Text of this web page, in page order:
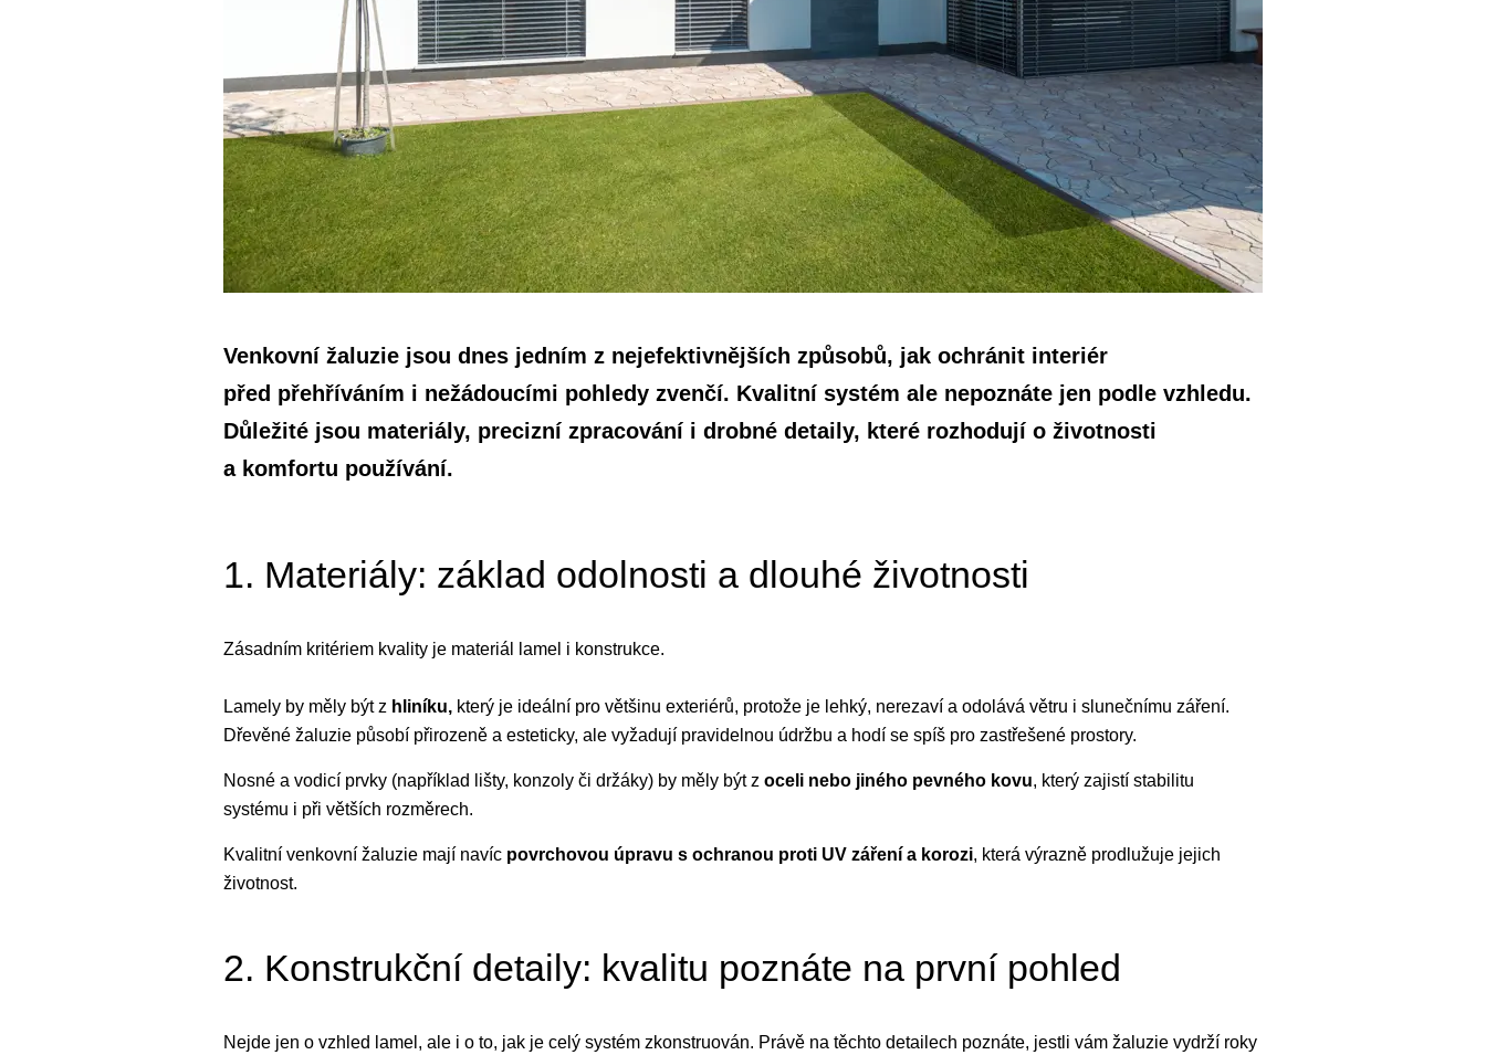
Venkovní žaluzie jsou dnes jedním z nejefektivnějších způsobů, jak ochránit interiér
před přehříváním i nežádoucími pohledy zvenčí. Kvalitní systém ale nepoznáte jen podle vzhledu.
Důležité jsou materiály, precizní zpracování i drobné detaily, které rozhodují o životnosti
a komfortu používání.
1. Materiály: základ odolnosti a dlouhé životnosti
Zásadním kritériem kvality je materiál lamel i konstrukce.
Lamely by měly být z hliníku, který je ideální pro většinu exteriérů, protože je lehký, nerezaví a odolává větru i slunečnímu záření.
Dřevěné žaluzie působí přirozeně a esteticky, ale vyžadují pravidelnou údržbu a hodí se spíš pro zastřešené prostory.
Nosné a vodicí prvky (například lišty, konzoly či držáky) by měly být z oceli nebo jiného pevného kovu, který zajistí stabilitu
systému i při větších rozměrech.
Kvalitní venkovní žaluzie mají navíc povrchovou úpravu s ochranou proti UV záření a korozi, která výrazně prodlužuje jejich
životnost.
2. Konstrukční detaily: kvalitu poznáte na první pohled
Nejde jen o vzhled lamel, ale i o to, jak je celý systém zkonstruován. Právě na těchto detailech poznáte, jestli vám žaluzie vydrží roky